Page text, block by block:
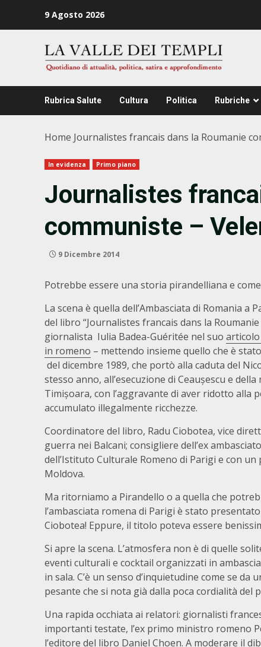
9 Agosto 2026
Rubrica Salute Cultura Politica Rubriche
Home Journalistes francais dans la Roumanie
In evidenza Primo piano
Journalistes
communiste –
9 Dicembre 2014
Potrebbe essere una storia pirandelliana e
La scena è quella dell’Ambasciata di Romania
del libro “Journalistes francais dans la
giornalista Iulia Badea-Guéritée nel suo
in romeno – mettendo insieme quello che è
del dicembre 1989, che portò alla caduta del
stesso anno, all’esecuzione di Ceaușescu e
Timișoara, con l’aggravante di aver ridotto alla
accumulato illegalmente ricchezze.
Coordinatore del libro, Radu Ciobotea, vice
guerra nei Balcani; consigliere dell’ex
dell’Istituto Culturale Romeno di Parigi e con
Moldova.
Ma ritorniamo a Pirandello o a quella che
l’ambasciata romena di Parigi è stato
Ciobotea! Eppure, il titolo poteva essere
Si apre la scena. L’atmosfera non è di quelle
eventi culturali e cocktail organizzati in
in sala. C’è un senso d’inquietudine come se
pesante che si nota già dalla poca cordialità del
Una rapida occhiata ai relatori: giornalisti
importanti testate, l’ex primo ministro romeno
l’editore del libro Daniel Choen. A moderare il